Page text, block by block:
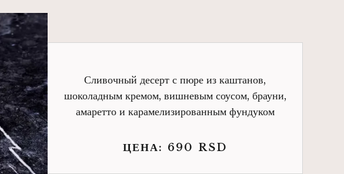
Сливочный десерт с пюре из каштанов,
шоколадным кремом, вишневым соусом, брауни,
амаретто и карамелизированным фундуком
ЦЕНА: 690 RSD